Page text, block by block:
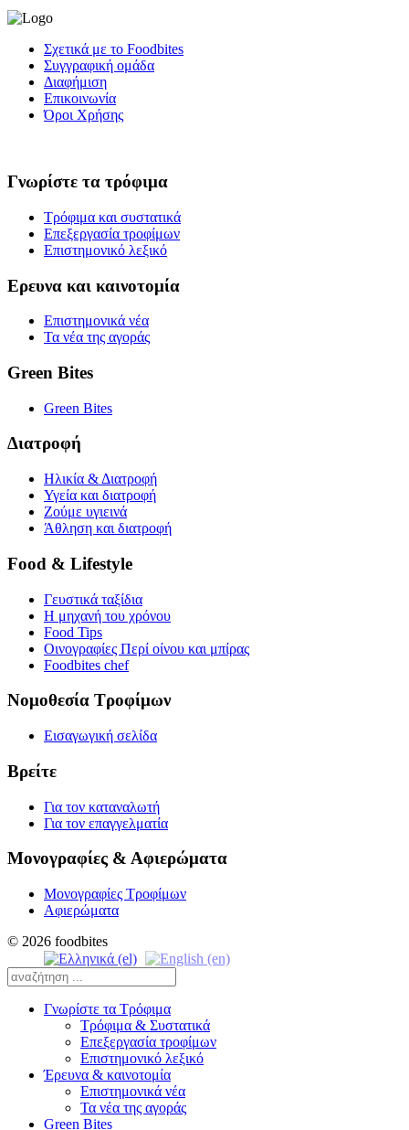
Σχετικά με το Foodbites
Συγγραφική ομάδα
Διαφήμιση
Επικοινωνία
Όροι Χρήσης
Γνωρίστε τα τρόφιμα
Τρόφιμα και συστατικά
Επεξεργασία τροφίμων
Επιστημονικό λεξικό
Ερευνα και καινοτομία
Επιστημονικά νέα
Τα νέα της αγοράς
Green Bites
Green Bites
Διατροφή
Ηλικία & Διατροφή
Υγεία και διατροφή
Ζούμε υγιεινά
Άθληση και διατροφή
Food & Lifestyle
Γευστικά ταξίδια
Η μηχανή του χρόνου
Food Tips
Οινογραφίες Περί οίνου και μπίρας
Foodbites chef
Νομοθεσία Τροφίμων
Εισαγωγική σελίδα
Βρείτε
Για τον καταναλωτή
Για τον επαγγελματία
Μονογραφίες & Αφιερώματα
Μονογραφίες Τροφίμων
Αφιερώματα
© 2026 foodbites
Γνωρίστε τα Τρόφιμα
Τρόφιμα & Συστατικά
Επεξεργασία τροφίμων
Επιστημονικό λεξικό
Έρευνα & καινοτομία
Επιστημονικά νέα
Τα νέα της αγοράς
Green Bites